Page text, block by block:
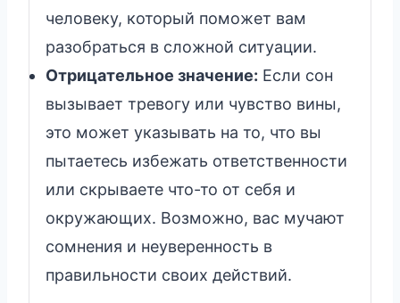
человеку, который поможет вам
разобраться в сложной ситуации.
Отрицательное значение: Если сон
вызывает тревогу или чувство вины,
это может указывать на то, что вы
пытаетесь избежать ответственности
или скрываете что-то от себя и
окружающих. Возможно, вас мучают
сомнения и неуверенность в
правильности своих действий.